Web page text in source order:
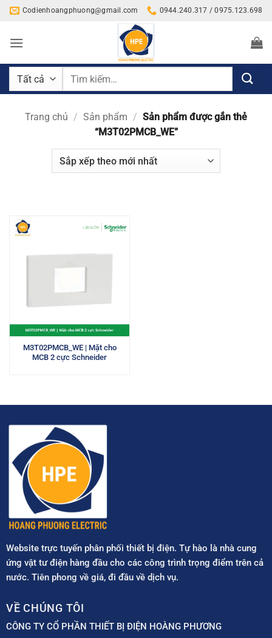
Bỏ
nội
Codienhoangphuong@gmail.com 0944.240.317 / 0975.123.698
Tìm
Trang chủ / Sản phẩm / Sản phẩm được gắn thẻ
“M3T02PMCB_WE”
M3T02PMCB_WE | Mặt cho
MCB 2 cực Schneider
Website trực tuyến phân phối thiết bị điện. Tự hào là nhà cung
ứng vật tư điện hàng đầu cho các công trình trọng điểm trên cả
nước. Tiên phong về giá, đi đầu về dịch vụ.
VỀ CHÚNG TÔI
CÔNG TY CỔ PHẦN THIẾT BỊ ĐIỆN HOÀNG PHƯƠNG